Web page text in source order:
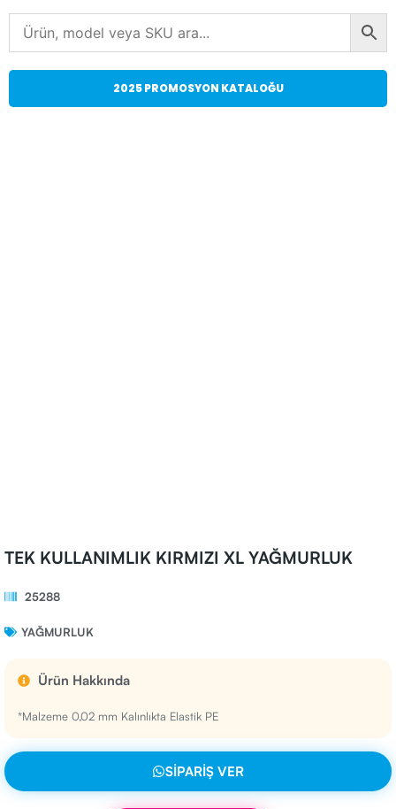
2025 PROMOSYON KATALOĞU
TEK KULLANIMLIK KIRMIZI XL YAĞMURLUK
25288
YAĞMURLUK
Ürün Hakkında
*Malzeme 0,02 mm Kalınlıkta Elastik PE
SIPARIŞ VER